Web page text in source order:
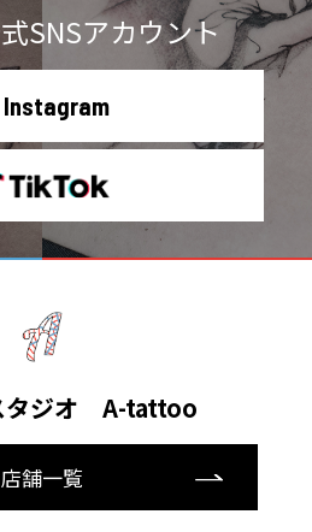
SNSアカウント
Instagram
タジオ A-tattoo
店舗一覧